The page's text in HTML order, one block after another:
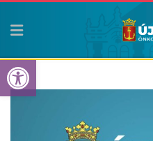
Eszköztár